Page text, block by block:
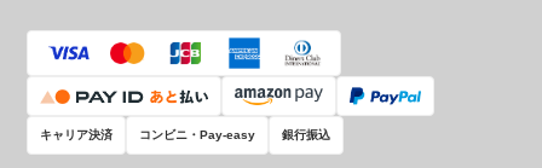
キャリア決済 コンビニ・Pay-easy 銀行振込